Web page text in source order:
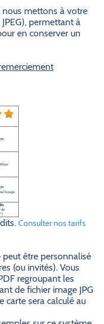
mettons à votre
permettant à
en conserver un
px
la page.
de
Consulter nos tarifs
être personnalisé
(ou invités). Vous
regroupant les
de fichier image JPG
carte sera calculé au